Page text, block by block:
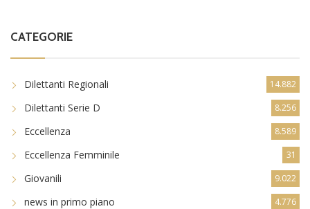
CATEGORIE
Dilettanti Regionali 14.882
Dilettanti Serie D 8.256
Eccellenza 8.589
Eccellenza Femminile 31
Giovanili 9.022
news in primo piano 4.776